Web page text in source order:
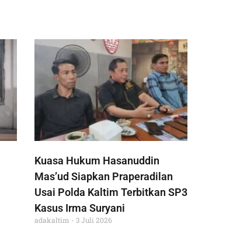
Kuasa Hukum Hasanuddin
Mas’ud Siapkan Praperadilan
Usai Polda Kaltim Terbitkan SP3
Kasus Irma Suryani
adakaltim 3 Juli 2026